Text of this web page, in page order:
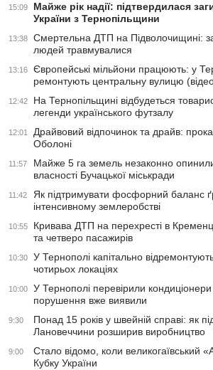
15:09
Майже рік надії: підтвердилася
України з Тернопільщини
13:38
Смертельна ДТП на Підволочищині:
людей травмувалися
13:16
Європейські мільйони працюють: у
ремонтують центральну вулицю
12:42
На Тернопільщині відбудеться
легенди українського футзалу
12:01
Драйвовий відпочинок та драйв:
Оболоні
11:57
Майже 5 га земель незаконно
власності Бучацької міськради
11:42
Як підтримувати фосфорний баланс
інтенсивному землеробстві
10:55
Кривава ДТП на перехресті в
та четверо пасажирів
10:30
У Тернополі капітально
чотирьох локаціях
10:00
У Тернополі перевірили кондиціонери
порушення вже виявили
9:30
Понад 15 років у швейній справі: як
Лановеччини розширив виробництво
9:00
Стало відомо, коли великогаївський
Кубку України